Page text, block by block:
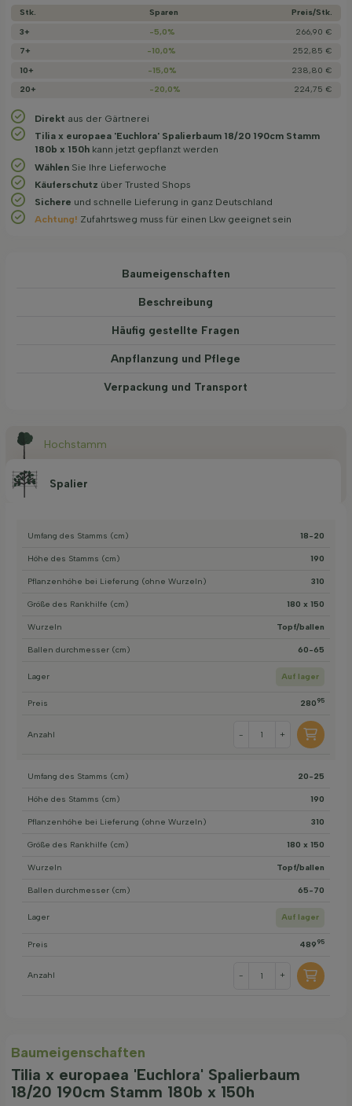
Stk. Sparen
Preis/­Stk.
3+
-5,0%
266,90 €
7+
-10,0%
252,85 €
10+
-15,0%
238,80 €
20+
-20,0% 224,75 €
Direkt aus der Gärtnerei
Tilia x europaea 'Euchlora' Spalierbaum 18/20 190cm Stamm
180b x 150h kann jetzt gepflanzt werden
Wählen Sie Ihre Lieferwoche
Käuferschutz über Trusted Shops
Sichere und schnelle Lieferung in ganz Deutschland
Achtung! Zufahrtsweg muss für einen Lkw geeignet sein
Baum­eigen­schaften
Beschreibung
Häufig gestellte Fragen
Anpflanzung und Pflege
Verpackung und Transport
Spalier
Hochstamm
Umfang des Stamms (cm) 18-20
Höhe des Stamms (cm) 190
Pflanzenhöhe bei Lieferung (ohne Wurzeln) 310
Größe des Rankhilfe (cm) 180 x 150
Wurzeln Topf/ballen
Ballen durchmesser (cm) 60-65
Lager Auf lager
Preis 280 95
Anzahl - +
Umfang des Stamms (cm) 20-25
Höhe des Stamms (cm) 190
Pflanzenhöhe bei Lieferung (ohne Wurzeln) 310
Größe des Rankhilfe (cm) 180 x 150
Wurzeln Topf/ballen
Ballen durchmesser (cm) 65-70
Lager Auf lager
Preis 489 95
Anzahl - +
Baum­eigen­schaften
Tilia x europaea 'Euchlora' Spalierbaum
18/20 190cm Stamm 180b x 150h